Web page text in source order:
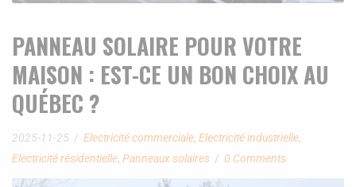
PANNEAU SOLAIRE POUR VOTRE
MAISON : EST-CE UN BON CHOIX AU
QUÉBEC ?
2025-11-25 Electricité commerciale, Electricité industrielle,
Electricité résidentielle, Panneaux solaires 0 Comments